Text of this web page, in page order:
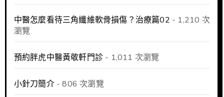
中醫怎麼看待三角纖維軟骨損傷？治療篇02 - 1,210 次
瀏覽
預約胖虎中醫黃敬軒門診- 1,011 次瀏覽
小針刀簡介- 806 次瀏覽